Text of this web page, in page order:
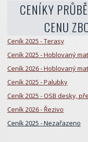
CENÍKY
CENU
Ceník 2025 - Terasy
Ceník 2025 - Hoblovaný
Ceník 2026 - Hoblovaný
Ceník 2025 - Palubky
Ceník 2025 - OSB desky,
Ceník 2026 - Řezivo
Ceník 2025 - Nezařazeno